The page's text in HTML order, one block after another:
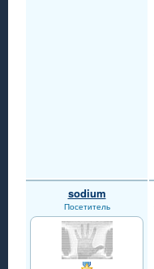
sodium
Посетитель